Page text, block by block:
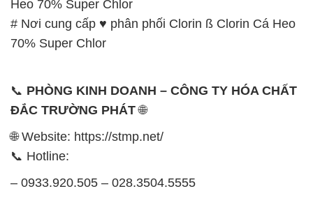
Heo 70% Super Chlor
# Nơi cung cấp ♥ phân phối Clorin ß Clorin Cá Heo
70% Super Chlor
📞 PHÒNG KINH DOANH – CÔNG TY HÓA CHẤT
ĐẮC TRƯỜNG PHÁT🌐
🌐 Website: https://stmp.net/
📞 Hotline:
– 0933.920.505 – 028.3504.5555